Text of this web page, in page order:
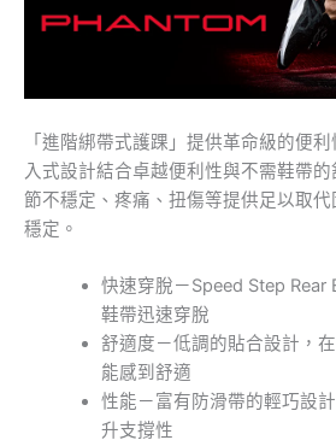
「進階綁帶式護踝」提供革命級的便
入式設計結合卓越便利性與不需鞋帶
節不穩定、疼痛、扭傷等提供足以取
穩定。
快速穿脫－Speed Step Rear
鞋帶迅速穿脫
舒適度－低調的貼合設計，
能感到舒適
性能－富有防滑帶的輕巧設
升支撐性